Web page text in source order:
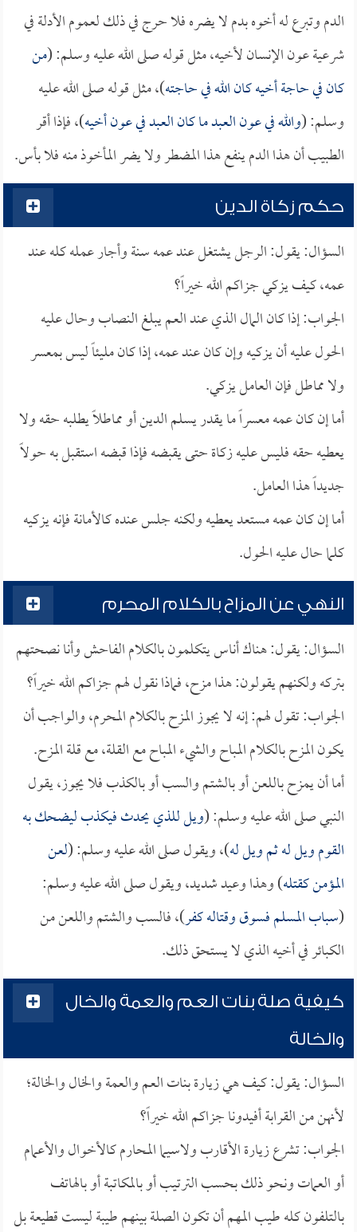
الدم وتبرع له أخوه بدم لا يضره فلا حرج في ذلك لعموم الأدلة في
شرعية عون الإنسان لأخيه، مثل قوله صلى الله عليه وسلم: (من
كان في حاجة أخيه كان الله في حاجته)، مثل قوله صلى الله عليه
وسلم: (والله في عون العبد ما كان العبد في عون أخيه)، فإذا أقر
الطبيب أن هذا الدم ينفع هذا المضطر ولا يضر المأخوذ منه فلا بأس.
حكم زكاة الدين
السؤال: يقول: الرجل يشتغل عند عمه سنة وأجار عمله كله عند
عمه، كيف يزكي جزاكم الله خيراً؟
الجواب: إذا كان المال الذي عند العم يبلغ النصاب وحال عليه
الحول عليه أن يزكيه وإن كان عند عمه، إذا كان مليئاً ليس بمعسر
ولا مماطل فإن العامل يزكي.
أما إن كان عمه معسراً ما يقدر يسلم الدين أو مماطلاً يطلبه حقه ولا
يعطيه حقه فليس عليه زكاة حتى يقبضه فإذا قبضه استقبل به حولاً
جديداً هذا العامل.
أما إن كان عمه مستعد يعطيه ولكنه جلس عنده كالأمانة فإنه يزكيه
كلما حال عليه الحول.
النهي عن المزاح بالكلام المحرم
السؤال: يقول: هناك أناس يتكلمون بالكلام الفاحش وأنا نصحتهم
بتركه ولكنهم يقولون: هذا مزح، فماذا نقول لهم جزاكم الله خيراً؟
الجواب: تقول لهم: إنه لا يجوز المزح بالكلام المحرم، والواجب أن
يكون المزح بالكلام المباح والشيء المباح مع القلة، مع قلة المزح.
أما أن يمزح باللعن أو بالشتم والسب أو بالكذب فلا يجوز، يقول
النبي صلى الله عليه وسلم: (ويل للذي يحدث فيكذب ليضحك به
القوم ويل له ثم ويل له)، ويقول صلى الله عليه وسلم: (لعن
المؤمن كقتله) وهذا وعيد شديد، ويقول صلى الله عليه وسلم:
(سباب المسلم فسوق وقتاله كفر)، فالسب والشتم واللعن من
الكبائر في أخيه الذي لا يستحق ذلك.
كيفية صلة بنات العم والعمة والخال
والخالة
السؤال: يقول: كيف هي زيارة بنات العم والعمة والخال والخالة؛
لأنهن من القرابة أفيدونا جزاكم الله خيراً؟
الجواب: تشرع زيارة الأقارب ولاسيما المحارم كالأخوال والأعمام
أو العمات ونحو ذلك بحسب الترتيب أو بالمكاتبة أو بالهاتف
بالتلفون كله طيب المهم أن تكون الصلة بينهم طيبة ليست قطيعة بل